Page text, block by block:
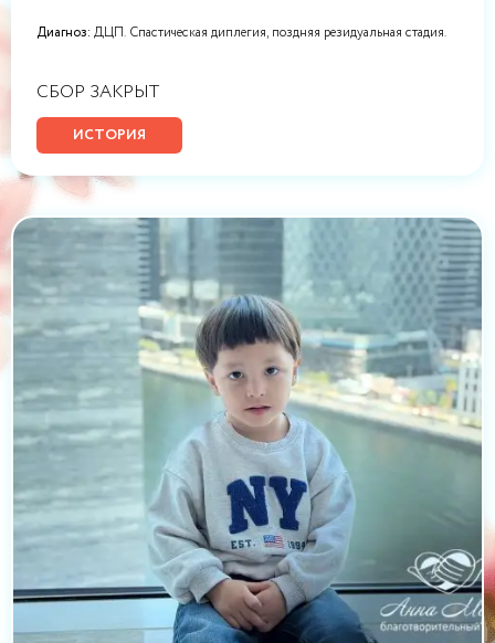
Диагноз: ДЦП. Спастическая диплегия, поздняя резидуальная стадия.
СБОР ЗАКРЫТ
ИСТОРИЯ